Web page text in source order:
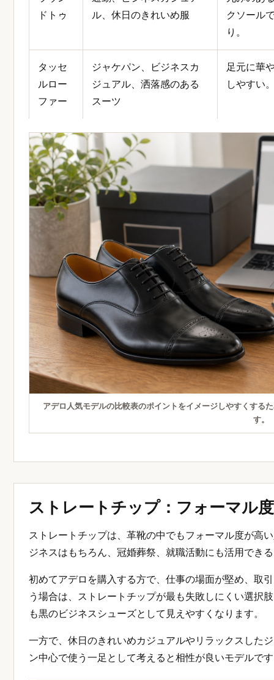
ドトゥ
ル、休日のきれいめ服
クソール
り。
タッセ
ルロー
ファー
ジャケパン、ビジネスカ
ジュアル、洒落感のある
スーツ
足元に華
しやすい
アデロ人気モデルの比較表のポイントをイメージしやすくする
す。
ストレートチップ：フォーマル
ストレートチップは、革靴の中でもフォーマル度が高
ジネスはもちろん、冠婚葬祭、就職活動にも活用でき
初めてアデロを購入する方で、仕事の場面が堅め、取
う場合は、ストレートチップが最も失敗しにくい選択
も黒のビジネスシューズとして見えやすくなります。
一方で、休日のきれいめカジュアルやリラックスした
ン中心で使う一足として考えると相性が良いモデルで